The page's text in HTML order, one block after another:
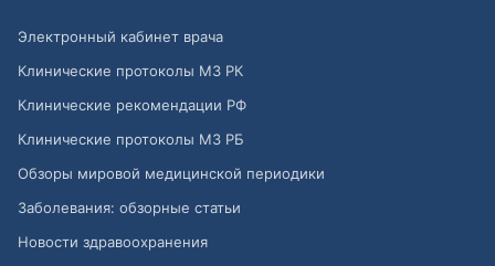
Электронный кабинет врача
Клинические протоколы МЗ РК
Клинические рекомендации РФ
Клинические протоколы МЗ РБ
Обзоры мировой медицинской периодики
Заболевания: обзорные статьи
Новости здравоохранения